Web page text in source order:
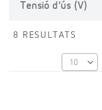
Tensió d'ús (V)
8 RESULTATS